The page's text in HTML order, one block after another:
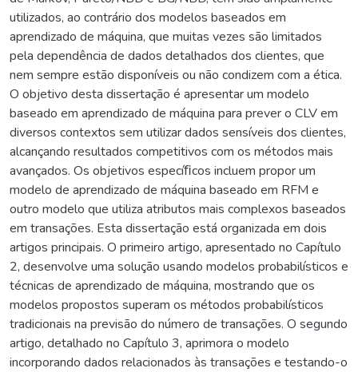
utilizados, ao contrário dos modelos baseados em
aprendizado de máquina, que muitas vezes são limitados
pela dependência de dados detalhados dos clientes, que
nem sempre estão disponíveis ou não condizem com a ética.
O objetivo desta dissertação é apresentar um modelo
baseado em aprendizado de máquina para prever o CLV em
diversos contextos sem utilizar dados sensíveis dos clientes,
alcançando resultados competitivos com os métodos mais
avançados. Os objetivos especíﬁcos incluem propor um
modelo de aprendizado de máquina baseado em RFM e
outro modelo que utiliza atributos mais complexos baseados
em transações. Esta dissertação está organizada em dois
artigos principais. O primeiro artigo, apresentado no Capítulo
2, desenvolve uma solução usando modelos probabilísticos e
técnicas de aprendizado de máquina, mostrando que os
modelos propostos superam os métodos probabilísticos
tradicionais na previsão do número de transações. O segundo
artigo, detalhado no Capítulo 3, aprimora o modelo
incorporando dados relacionados às transações e testando-o